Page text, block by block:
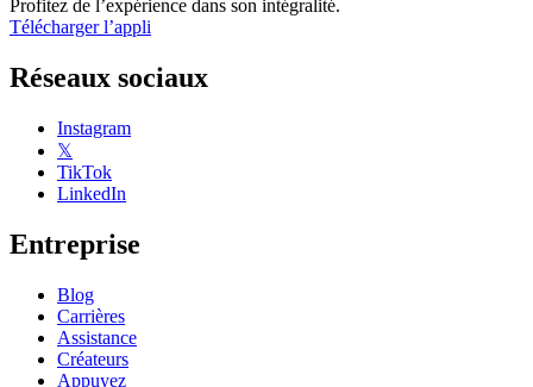
Profitez de l’expérience dans son intégralité.
Télécharger l’appli
Réseaux sociaux
Instagram
𝕏
TikTok
LinkedIn
Entreprise
Blog
Carrières
Assistance
Créateurs
Appuyez